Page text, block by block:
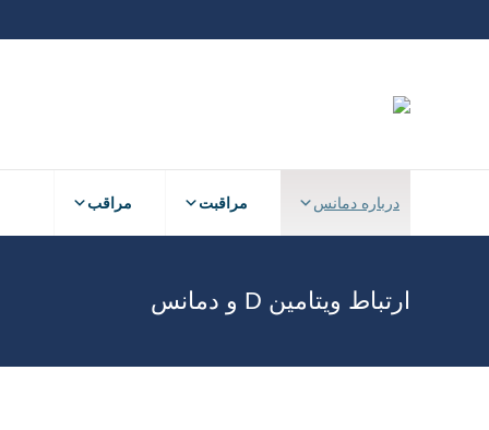
درباره دمانس مراقبت مراقب
ارتباط ویتامین D و دمانس